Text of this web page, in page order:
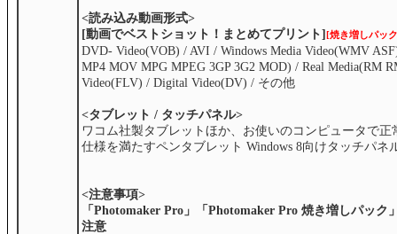
<読み込み動画形式>
[動画でベストショット！まとめてプリント][焼き増しパッ
DVD- Video(VOB) / AVI / Windows Media Video(WMV
MP4 MOV MPG MPEG 3GP 3G2 MOD) / Real Media(RM
Video(FLV) / Digital Video(DV) / その他
<タブレット / タッチパネル>
ワコム社製タブレットほか、お使いのコンピュータで正
仕様を満たすペンタブレット Windows 8向けタッチパネ
<注意事項>
「Photomaker Pro」「Photomaker Pro 焼き増しパック
注意